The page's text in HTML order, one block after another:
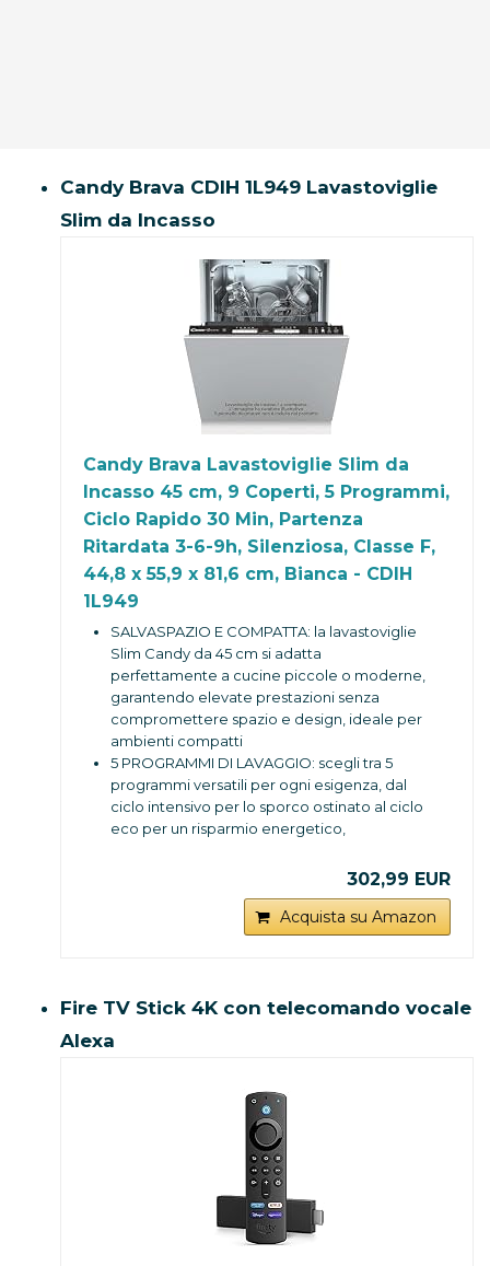
Candy Brava CDIH 1L949 Lavastoviglie
Slim da Incasso
Candy Brava Lavastoviglie Slim da
Incasso 45 cm, 9 Coperti, 5 Programmi,
Ciclo Rapido 30 Min, Partenza
Ritardata 3-6-9h, Silenziosa, Classe F,
44,8 x 55,9 x 81,6 cm, Bianca - CDIH
1L949
SALVASPAZIO E COMPATTA: la lavastoviglie
Slim Candy da 45 cm si adatta
perfettamente a cucine piccole o moderne,
garantendo elevate prestazioni senza
compromettere spazio e design, ideale per
ambienti compatti
5 PROGRAMMI DI LAVAGGIO: scegli tra 5
programmi versatili per ogni esigenza, dal
ciclo intensivo per lo sporco ostinato al ciclo
eco per un risparmio energetico,
CAPACITÀ 9 COPERTI: il cestello ottimizzato
della lavastoviglie Slim permette di lavare
fino a 9 coperti in un solo ciclo, offrendo
CICLO RAPIDO E EFFICIENTE: grazie al ciclo
con un notevole risparmio di tempo ed
e cerca efficienza quotidiana
PARTENZA RITARDATA E SILENZIOSA:
programma il lavaggio con un ritardo di 3, 6
o 9 ore per una maggiore flessibilità; con soli
47 dB di rumore, la lavastoviglie funziona in
totale silenzio, garantendo comfort anche
durante la notte
302,99 EUR
Acquista su Amazon
Fire TV Stick 4K con telecomando vocale
Alexa